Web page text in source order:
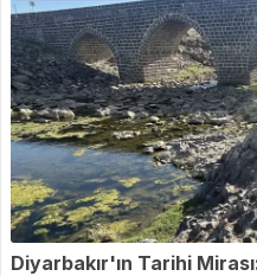
Diyarbakır'ın Tarihi